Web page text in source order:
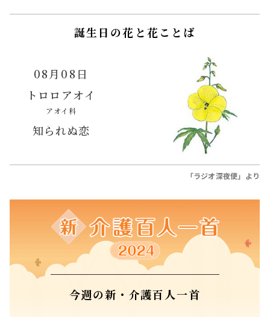
トロロアオイ
アオイ科
「ラジオ深夜便」より
今週の新・介護百人一首
一時も
待てぬ
夫つま
車椅子
押し炎天の
病院
三み
廻まわ